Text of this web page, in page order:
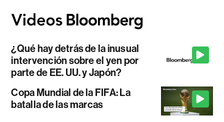
¿Qué hay detrás de la inusual
intervención sobre el yen por
parte de EE. UU. y Japón?
Copa Mundial de la FIFA: La
batalla de las marcas